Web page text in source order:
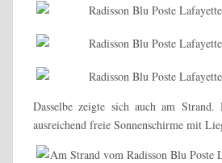
Dasselbe zeigte sich auch am
ausreichend freie Sonnenschirme mit